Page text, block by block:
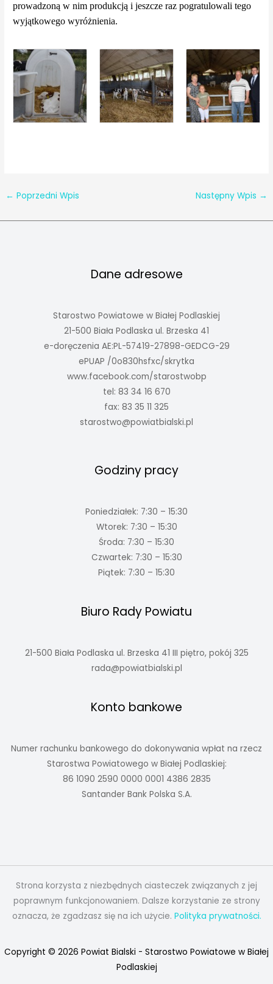
prowadzoną w nim produkcją i jeszcze raz pogratulowali tego
wyjątkowego wyróżnienia.
← Poprzedni Wpis Następny Wpis →
Dane adresowe
Starostwo Powiatowe w Białej Podlaskiej
21-500 Biała Podlaska ul. Brzeska 41
e-doręczenia AE:PL-57419-27898-GEDCG-29
ePUAP /0o830hsfxc/skrytka
www.facebook.com/starostwobp
tel: 83 34 16 670
fax: 83 35 11 325
starostwo@powiatbialski.pl
Godziny pracy
Poniedziałek: 7:30 – 15:30
Wtorek: 7:30 – 15:30
Środa: 7:30 – 15:30
Czwartek: 7:30 – 15:30
Piątek: 7:30 – 15:30
Biuro Rady Powiatu
21-500 Biała Podlaska ul. Brzeska 41 III piętro, pokój 325
rada@powiatbialski.pl
Konto bankowe
Numer rachunku bankowego do dokonywania wpłat na rzecz
Starostwa Powiatowego w Białej Podlaskiej:
86 1090 2590 0000 0001 4386 2835
Santander Bank Polska S.A.
Strona korzysta z niezbędnych ciasteczek związanych z jej
poprawnym funkcjonowaniem. Dalsze korzystanie ze strony
oznacza, że zgadzasz się na ich użycie. Polityka prywatności.
Copyright © 2026 Powiat Bialski - Starostwo Powiatowe w Białej
Podlaskiej